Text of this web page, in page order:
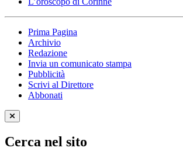
Prima Pagina
Archivio
Redazione
Invia un comunicato stampa
Pubblicità
Scrivi al Direttore
Abbonati
Cerca nel sito